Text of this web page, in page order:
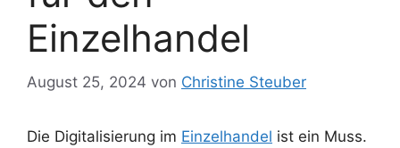
Einzelhandel
August 25, 2024 von Christine Steuber
Die Digitalisierung im Einzelhandel ist ein Muss.